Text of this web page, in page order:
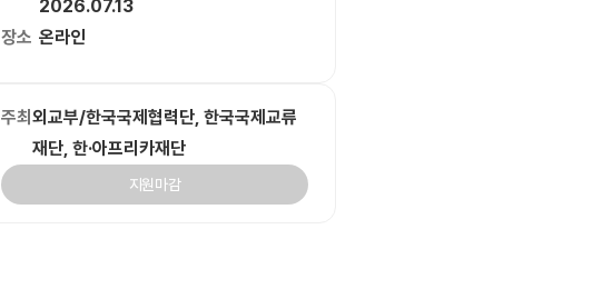
2026.07.13
장소 온라인
주최 외교부/한국국제협력단, 한국국제교류
재단, 한·아프리카재단
지원마감